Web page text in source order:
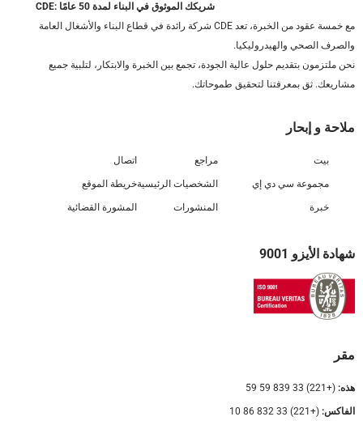
CDE: شريكك الموثوق في البناء لمدة 50 عامًا
مع خمسة عقود من الخبرة، تعد CDE شركة رائدة في قطاع البناء والأشغال العامة
والصرف الصحي والهيدروليكيا.
نحن ملتزمون بتقديم حلول عالية الجودة، تجمع بين الخبرة والابتكار، لتلبية جميع
مشاريعك. ثق بمعرفتنا لتحقيق طموحاتك.
ملاحة و إبحار
بيت
مجموعة سي دي إي
خبرة
مراجع
الشخصيات الرئيسية
المنشورات
اتصال
خريطة الموقع
المشورة القضائية
شهادة الأيزو 9001
مقر
هذه: (+221) 33 839 59 59
الفاكس: (+221) 33 832 86 10